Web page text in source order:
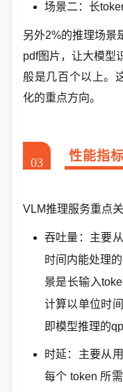
场景二：长
另外2%的推理场景
pdf图片，让大模型
般是几百个以上。
化的重点方向。
03 性能指标
VLM推理服务重点
吞吐量： 主要
时间内能处理
景是长输入
计算以单位时
即模型推理的
时延： 主要从
每个 token 所